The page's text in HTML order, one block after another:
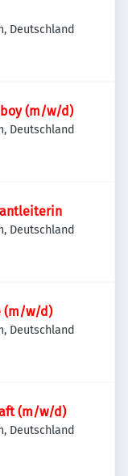
Deutschland
(m/w/d)
Deutschland
Deutschland
(m/w/d)
Deutschland
(m/w/d)
Deutschland